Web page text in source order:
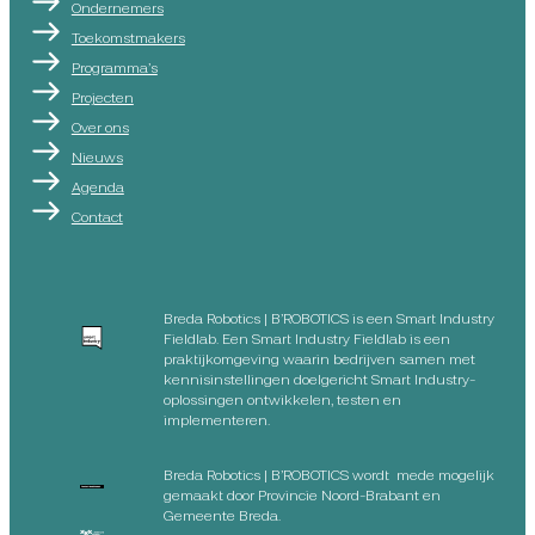
Ondernemers
Toekomstmakers
Programma’s
Projecten
Over ons
Nieuws
Agenda
Contact
Breda Robotics | B’ROBOTICS is een Smart Industry
Fieldlab. Een Smart Industry Fieldlab is een
praktijkomgeving waarin bedrijven samen met
kennisinstellingen doelgericht Smart Industry-
oplossingen ontwikkelen, testen en
implementeren.
Breda Robotics | B’ROBOTICS wordt mede mogelijk
gemaakt door Provincie Noord-Brabant en
Gemeente Breda.